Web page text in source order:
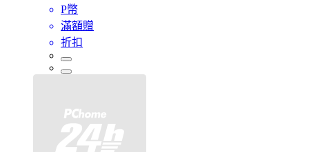
P幣
滿額贈
折扣